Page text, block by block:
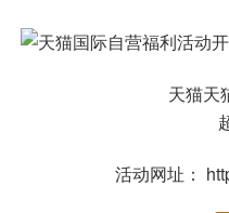
天猫天
活动网址：